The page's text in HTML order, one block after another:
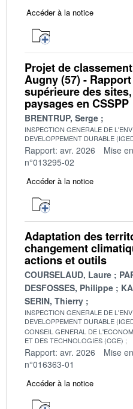
Accéder à la notice
Projet de
Augny (57) -
supérieure des
paysages en CSSPP
BRENTRUP, Serge
INSPECTION GENERALE DE
DEVELOPPEMENT DURABLE
Rapport: avr. 2026 Mise
n°013295-02
Accéder à la notice
Adaptation des
changement
actions et outils
COURSELAUD, Laure
DESFOSSES, Philippe
SERIN, Thierry
INSPECTION GENERALE DE
DEVELOPPEMENT DURABLE
CONSEIL GENERAL DE
ET DES TECHNOLOGIES (CGE)
Rapport: avr. 2026 Mise
n°016363-01
Accéder à la notice